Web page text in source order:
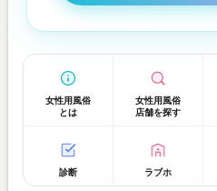
女性用風俗
とは
女性用風俗
店舗を探す
診断 ラブホ